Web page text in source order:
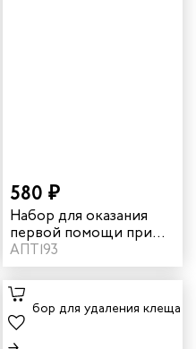
580 ₽
Набор для оказания
первой помощи при
укусе клеща "ФЭСТ"
АПТ193